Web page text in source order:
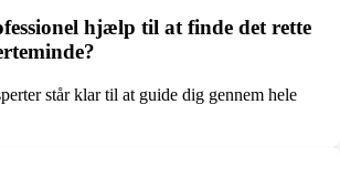
hjælp til at finde det rette
står klar til at guide dig gennem hele